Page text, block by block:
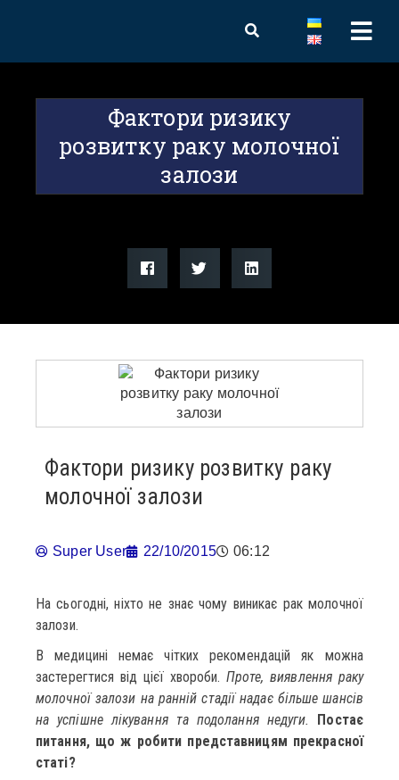
Фактори ризику
розвитку раку молочної
залози
Фактори ризику розвитку раку
молочної залози
Super User 22/10/2015 06:12
На сьогодні, ніхто не знає чому виникає рак молочної
залози.
В медицині немає чітких рекомендацій як можна
застерегтися від цієї хвороби. Проте, виявлення раку
молочної залози на ранній стадії надає більше шансів
на успішне лікування та подолання недуги.
Постає
питання, що ж робити представницям прекрасної
статі?